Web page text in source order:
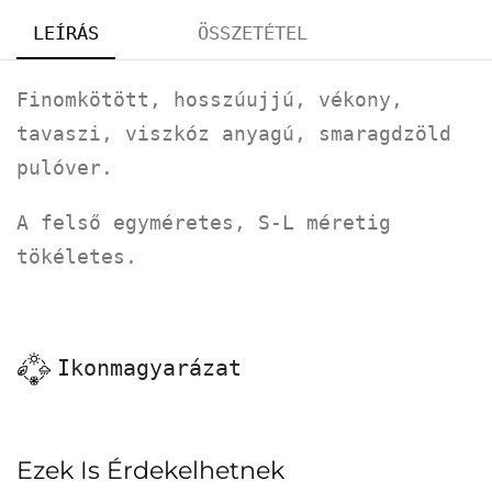
LEÍRÁS ÖSSZETÉTEL
Finomkötött, hosszúujjú, vékony,
tavaszi, viszkóz anyagú, smaragdzöld
pulóver.
A felső egyméretes, S-L méretig
tökéletes.
Ikonmagyarázat
Ezek Is Érdekelhetnek